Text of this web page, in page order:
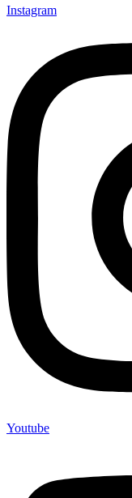
Instagram
Youtube